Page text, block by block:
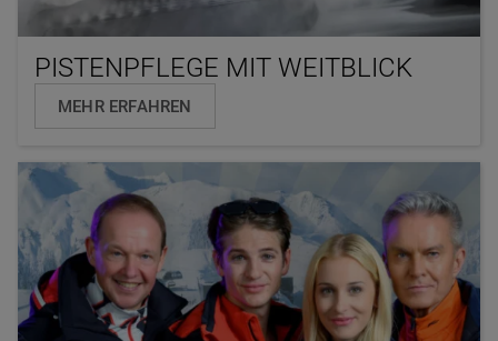
PISTENPFLEGE MIT WEITBLICK
MEHR ERFAHREN